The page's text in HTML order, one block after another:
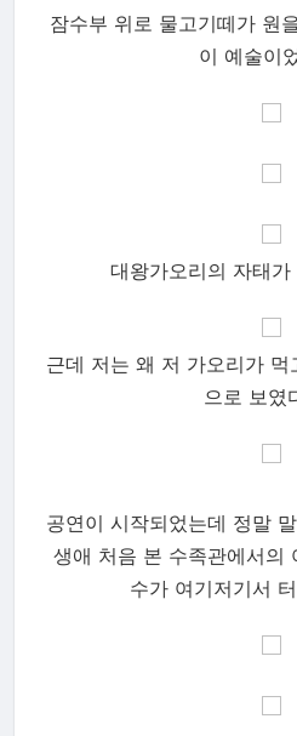
잠수부 위로 물고기떼가 원
이 예술이
대왕가오리의 자태
근데 저는 왜 저 가오리가
으로 보였
공연이 시작되었는데 정말
생애 처음 본 수족관에서의
수가 여기저기서